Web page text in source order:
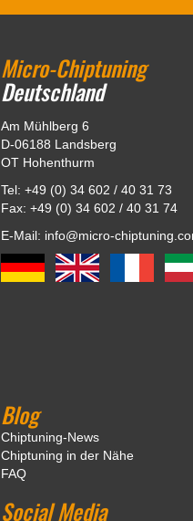
Micro-Chiptuning
Deutschland
Am Mühlberg 6
D-06188 Landsberg
OT Hohenthurm
Tel: +49 (0) 34 602 / 40 31 73
Fax: +49 (0) 34 602 / 40 31 74
E-Mail: info@micro-
Blog
Chiptuning-News
Chiptuning in der Nähe
FAQ
Social Media